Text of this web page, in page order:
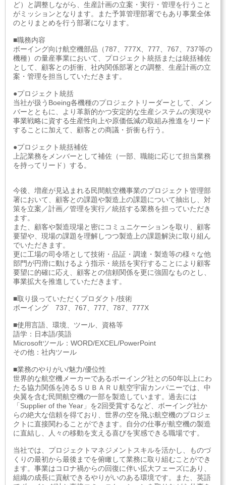
ど）と調整しながら、生産計画の立案・実行・管理を行うこと
がミッションとなります。また予算管理部署でもあり事業全体
のとりまとめを行う部署になります。
■職務内容
ボーイング向け航空機部品（787、777X、777、767、737等の
機種）の量産事業において、プロジェクト統括または統括補佐
として、顧客との折衝、社内関係部署との調整、生産計画の立
案・管理を担当していただきます。
●プロジェクト統括
当社が扱うBoeing各機種のプロジェクトリーダーとして、メン
バーとともに、より革新的かつ安定的な生産システムの実現や
事業戦略に資する生産性向上や原価低減の取組み推進をリード
することに加えて、顧客との商議・折衝も行う。
●プロジェクト統括補佐
上記業務をメンバーとして補佐（一部、職能に応じて担当業務
を持ってリード）する。
今後、増産が見込まれる民間航空機事業のプロジェクト管理部
署において、顧客との課題や製造上の課題について抽出し、対
策を立案／計画／管理を実行／統括する業務を担っていただき
ます。
また、顧客や製造現場と密にコミュニケーションを取り、顧客
要望や、現場の課題を理解しつつ製造上の課題解決に取り組ん
でいただきます。
更に工場の司令塔として技術・品証・調達・製造等の様々な他
部門が円滑に動けるよう指示・統括を実行することにより顧客
要望に的確に応え、顧客との信頼関係を更に強固なものとし、
事業拡大を推進していただきます。
■取り扱っていただくプロダクト/技術
ボーイング 737、767、777、787、777X
■使用言語、環境、ツール、資格等
語学：日本語/英語
Microsoftツール：WORD/EXCEL/PowerPoint
その他：社内ツール
■業務のやりがい/魅力/優位性
世界的な航空機メーカーであるボーイング社との50年以上にわ
たる協力関係を誇るＳＵＢＡＲＵ航空宇宙カンパニーでは、中
央翼を含む民間航空機の一部を製造しています。過去には
「Supplier of the Year」を2回受賞するなど、ボーイング社か
らの絶大な信頼を得ており、世界の空を飛ぶ航空機のプロジェ
クトに直接関わることができます。自分の仕事が航空機の製造
に直結し、人々の移動を支える喜びを実感できる職場です。
当社では、プロジェクトマネジメントスキルを活かし、ものづ
くりの最初から最後までを俯瞰して業務に取り組むことができ
ます。事業はコロナ禍からの回復に伴い拡大フェーズにあり、
組織の成長に貢献できるやりがいのある環境です。また、英語